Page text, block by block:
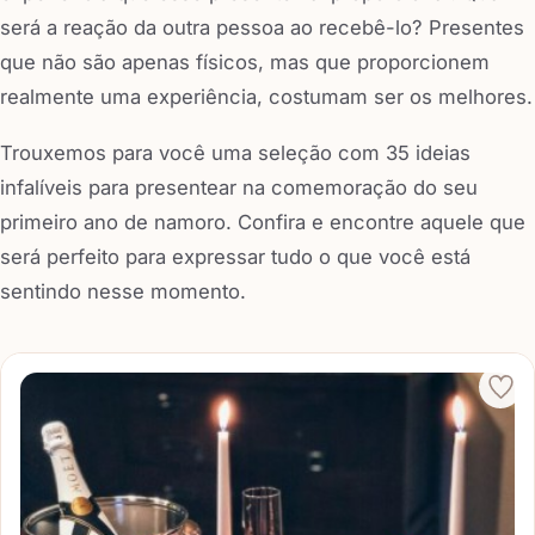
será a reação da outra pessoa ao recebê-lo? Presentes
que não são apenas físicos, mas que proporcionem
realmente uma experiência, costumam ser os melhores.
Trouxemos para você uma seleção com 35 ideias
infalíveis para presentear na comemoração do seu
primeiro ano de namoro. Confira e encontre aquele que
será perfeito para expressar tudo o que você está
sentindo nesse momento.